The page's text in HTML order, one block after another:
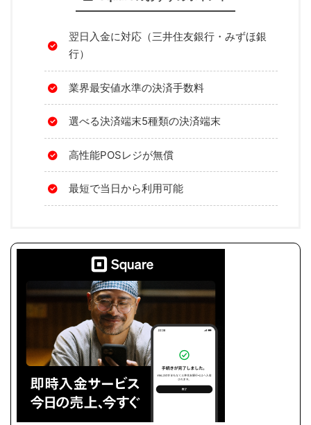
翌日入金に対応（三井住友銀行・みずほ銀
行）
業界最安値水準の決済手数料
選べる決済端末5種類の決済端末
高性能POSレジが無償
最短で当日から利用可能